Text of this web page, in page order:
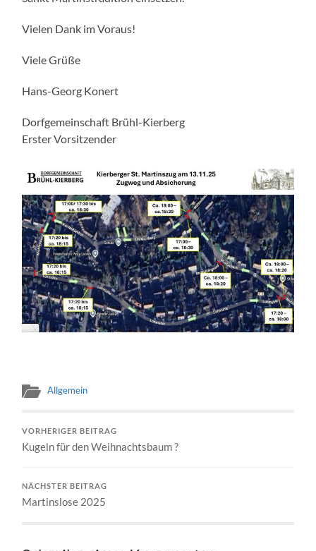
Vielen Dank im Voraus!
Viele Grüße
Hans-Georg Konert
Dorfgemeinschaft Brühl-Kierberg
Erster Vorsitzender
Allgemein
VORHERIGER BEITRAG
Kugeln für den Weihnachtsbaum ?
NÄCHSTER BEITRAG
Martinslose 2025